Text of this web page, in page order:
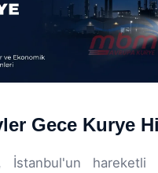
Gece Kurye
İstanbul'un hareketli